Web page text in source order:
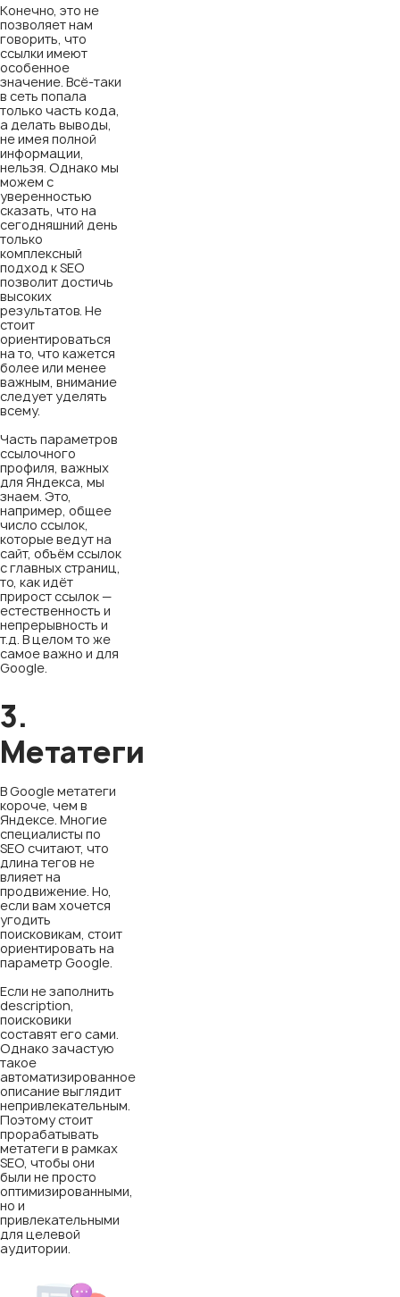
Конечно, это не
позволяет нам
говорить, что
ссылки имеют
особенное
значение. Всё-таки
в сеть попала
только часть кода,
а делать выводы,
не имея полной
информации,
нельзя. Однако мы
можем с
уверенностью
сказать, что на
сегодняшний день
только
комплексный
подход к SEO
позволит достичь
высоких
результатов. Не
стоит
ориентироваться
на то, что кажется
более или менее
важным, внимание
следует уделять
всему.
Часть параметров
ссылочного
профиля, важных
для Яндекса, мы
знаем. Это,
например, общее
число ссылок,
которые ведут на
сайт, объём ссылок
с главных страниц,
то, как идёт
прирост ссылок —
естественность и
непрерывность и
т.д. В целом то же
самое важно и для
Google.
3.
Метатеги
В Google метатеги
короче, чем в
Яндексе. Многие
специалисты по
SEO считают, что
длина тегов не
влияет на
продвижение. Но,
если вам хочется
угодить
поисковикам, стоит
ориентировать на
параметр Google.
Если не заполнить
description,
поисковики
составят его сами.
Однако зачастую
такое
автоматизированное
описание выглядит
непривлекательным.
Поэтому стоит
прорабатывать
метатеги в рамках
SEO, чтобы они
были не просто
оптимизированными,
но и
привлекательными
для целевой
аудитории.